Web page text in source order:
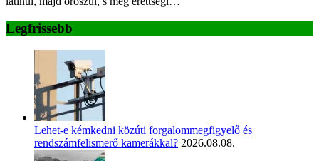
Legfrissebb
Lehet-e kémkedni közúti forgalommegfigyelő és
rendszámfelismerő kamerákkal? 2026.08.08.